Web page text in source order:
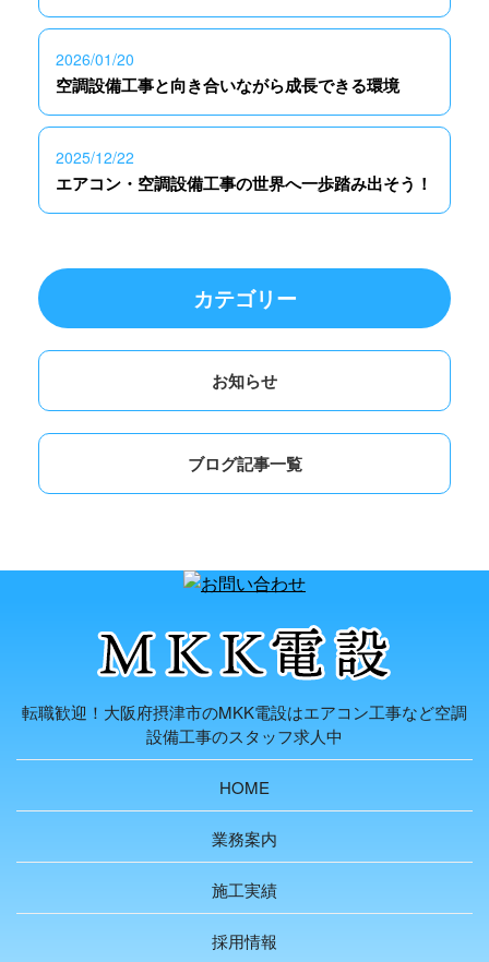
2026/01/20
空調設備工事と向き合いながら成長できる環境
2025/12/22
エアコン・空調設備工事の世界へ一歩踏み出そう！
カテゴリー
お知らせ
ブログ記事一覧
転職歓迎！大阪府摂津市のMKK電設はエアコン工事など空調
設備工事のスタッフ求人中
HOME
業務案内
施工実績
採用情報